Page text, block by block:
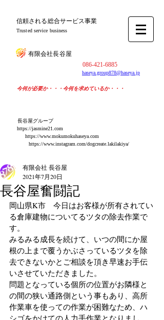
​信頼される総合サービス事業
Trusted service business
​有限会社長谷屋
​086-421-6885
haseya.group878@haseya.jp
​今何が必要か・・・今何を求めているか・・・
​長谷屋グループ
https://jasmine21.com
​https://www.mokumokuhaseya.com
https://www.instagram.com/dogcreate.lakilakiya/
長谷屋奮闘記
有限会社 長谷屋
2021年7月20日
岡山県K市　今日はお客様が所有されてい
る倉庫建物についてるツタの除去作業で
す。
みるみる成長を続けて、いつの間にか屋
根の上まで覆うかぶさっているツタを除
去できないかとご相談を頂き早速お手伝
いさせていただきました。
問題となっている個所の位置がお隣様と
の間の狭い通路側という事もあり、高所
作業車を使っての作業が困難なため、ハ
シゴをかけての人力手作業となりまし